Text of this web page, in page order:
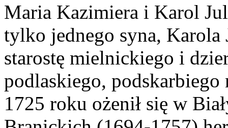
Maria Kazimiera i Karol
tylko jednego syna,
starostę mielnickiego i
podlaskiego,
1725 roku ożenił się w